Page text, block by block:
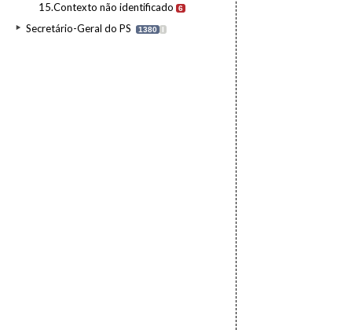
15.Contexto não identificado 6
Secretário-Geral do PS 1380 I